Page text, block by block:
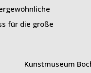
für die große